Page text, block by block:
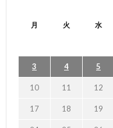
月 火 水
3 4 5
10 11 12
17 18 19